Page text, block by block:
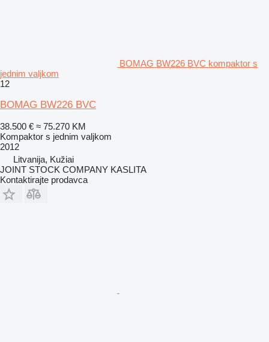
BOMAG BW226 BVC kompaktor s
jednim valjkom
12
BOMAG BW226 BVC
38.500 € ≈ 75.270 KM
Kompaktor s jednim valjkom
2012
Litvanija, Kužiai
JOINT STOCK COMPANY KASLITA
Kontaktirajte prodavca